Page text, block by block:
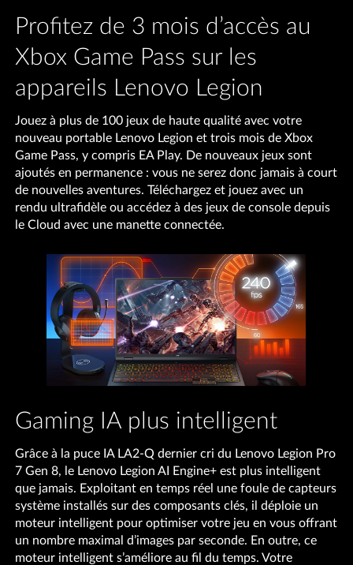
Profitez de 3 mois d’accès au
Xbox Game Pass sur les
appareils Lenovo Legion
Jouez à plus de 100 jeux de haute qualité avec votre
nouveau portable Lenovo Legion et trois mois de Xbox
Game Pass, y compris EA Play. De nouveaux jeux sont
ajoutés en permanence : vous ne serez donc jamais à court
de nouvelles aventures. Téléchargez et jouez avec un
rendu ultrafidèle ou accédez à des jeux de console depuis
le Cloud avec une manette connectée.
Gaming IA plus intelligent
Grâce à la puce IA LA2-Q dernier cri du Lenovo Legion Pro
7 Gen 8, le Lenovo Legion AI Engine+ est plus intelligent
que jamais. Exploitant en temps réel une foule de capteurs
système installés sur des composants clés, il déploie un
moteur intelligent pour optimiser votre jeu en vous offrant
un nombre maximal d’images par seconde. En outre, ce
moteur intelligent s’améliore au fil du temps. Votre